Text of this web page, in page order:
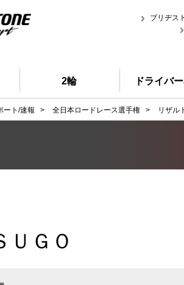
ブリヂス
2輪 ドライバ
ート/速報 > 全日本ロードレース選手権 > リザル
ＵＧＯ